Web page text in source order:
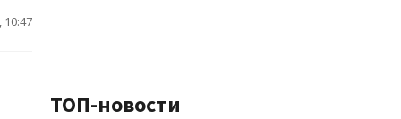
10:47
ТОП-новости